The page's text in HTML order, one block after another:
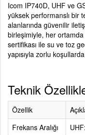
Icom IP740D, UHF ve
yüksek performanslı bir
alanlarında güvenilir
birleşimiyle, her
sertifikası ile su ve toz
yapısıyla zorlu
Teknik
Özellik
Frekans Aralığı